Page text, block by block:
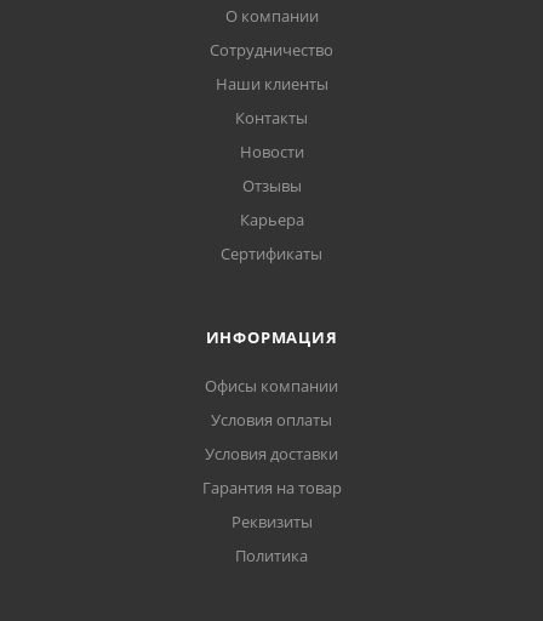
О компании
Сотрудничество
Наши клиенты
Контакты
Новости
Отзывы
Карьера
Сертификаты
ИНФОРМАЦИЯ
Офисы компании
Условия оплаты
Условия доставки
Гарантия на товар
Реквизиты
Политика